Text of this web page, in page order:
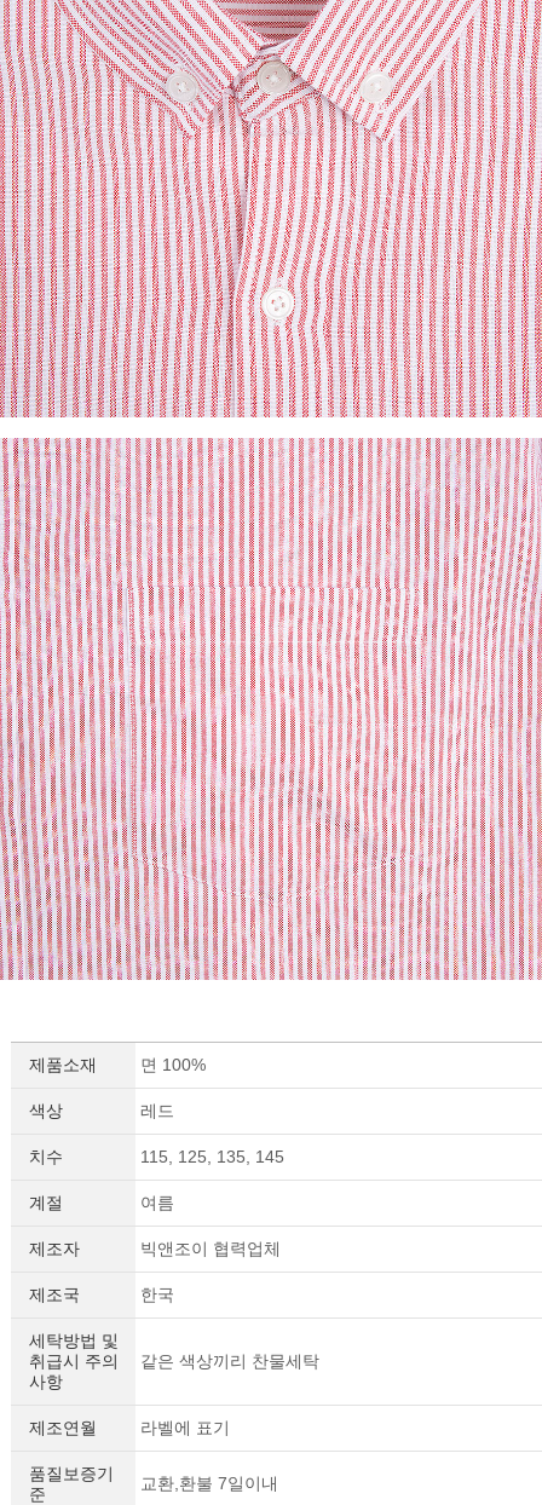
제품소재 면 100%
색상 레드
치수 115, 125, 135, 145
계절 여름
제조자 빅앤조이 협력업체
제조국 한국
세탁방법 및
취급시 주의
사항
같은 색상끼리 찬물세탁
제조연월 라벨에 표기
품질보증기
준
교환,환불 7일이내